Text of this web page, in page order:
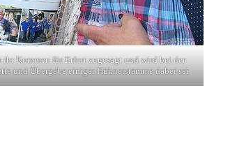
Kommen für Erfurt zugesagt und wird bei der
und Übergabe einiger Hühnerstämme dabei sei